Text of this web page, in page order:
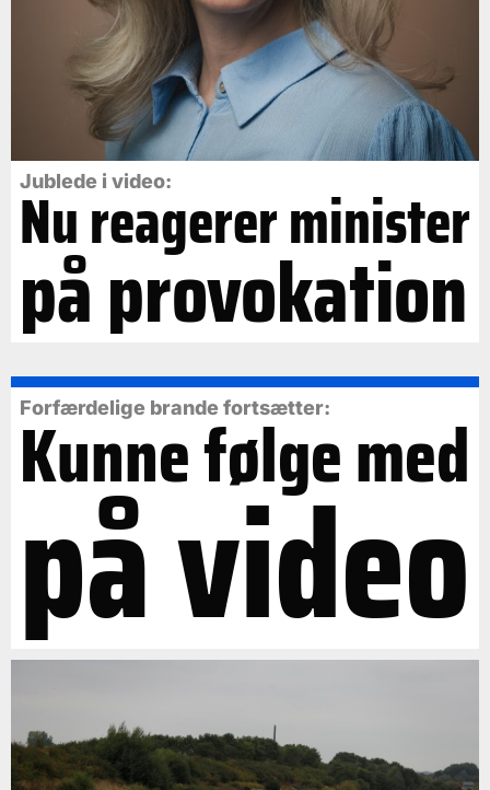
Jublede i video:
Nu reagerer minister
på provokation
Forfærdelige brande fortsætter:
Kunne følge med
på video